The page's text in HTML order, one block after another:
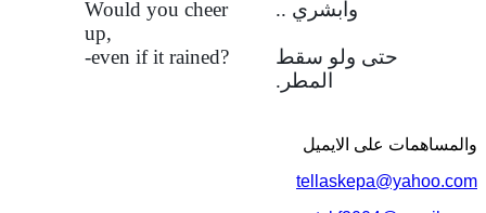
Would you cheer
up,
وأبشري ..
-even if it rained?
حتى ولو سقط
المطر.
والمساهمات علی الایمیل
tellaskepa@yahoo.com